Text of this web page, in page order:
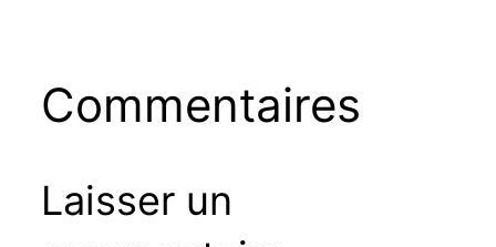
Commentaires
Laisser un